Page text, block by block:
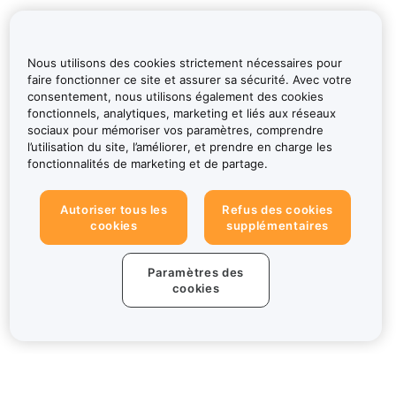
Nous utilisons des cookies strictement nécessaires pour
faire fonctionner ce site et assurer sa sécurité. Avec votre
consentement, nous utilisons également des cookies
fonctionnels, analytiques, marketing et liés aux réseaux
sociaux pour mémoriser vos paramètres, comprendre
l’utilisation du site, l’améliorer, et prendre en charge les
fonctionnalités de marketing et de partage.
Autoriser tous les
cookies
Refus des cookies
supplémentaires
Paramètres des
cookies